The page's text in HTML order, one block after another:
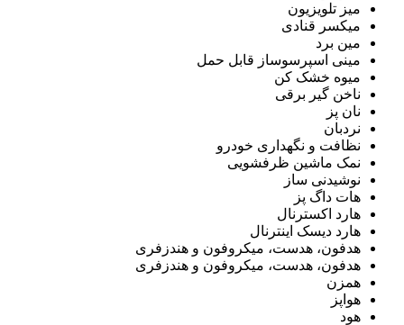
میز تلویزیون
میکسر قنادی
مین برد
مینی اسپرسوساز قابل حمل
میوه خشک کن
ناخن گیر برقی
نان پز
نردبان
نظافت و نگهداری خودرو
نمک ماشین ظرفشویی
نوشیدنی ساز
هات داگ پز
هارد اکسترنال
هارد دیسک اینترنال
هدفون، هدست، میکروفون و هندزفری
هدفون، هدست، میکروفون و هندزفری
همزن
هواپز
هود